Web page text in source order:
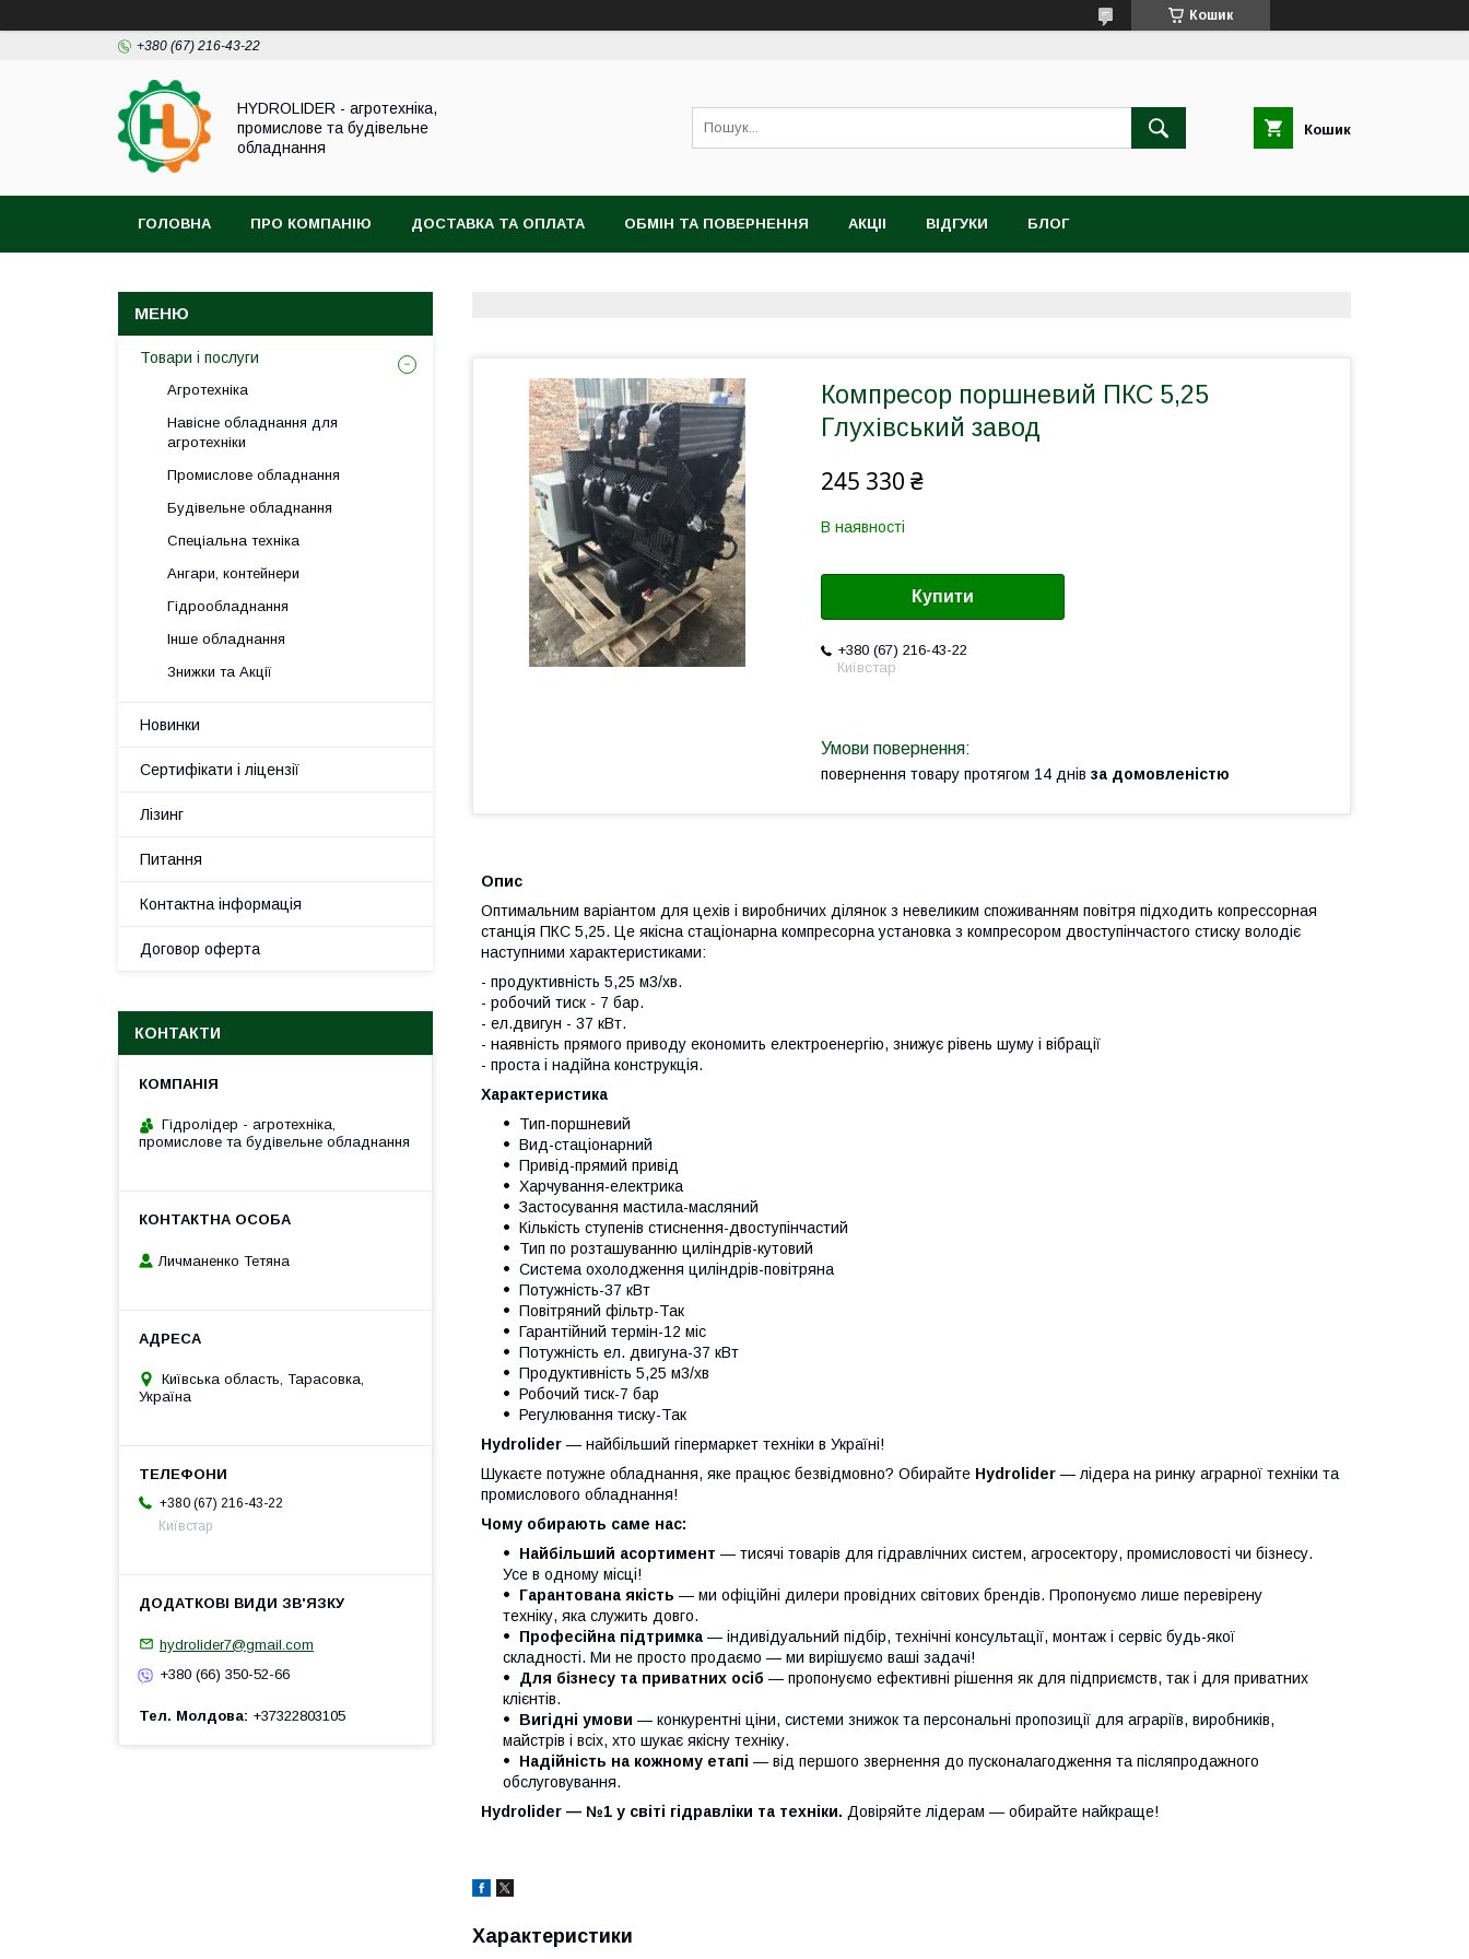
Кошик
+380 (67) 216-43-22
HYDROLIDER - агротехніка,
промислове та будівельне
обладнання
Кошик
ГОЛОВНА ПРО КОМПАНІЮ ДОСТАВКА ТА ОПЛАТА ОБМІН ТА ПОВЕРНЕННЯ АКЦІІ ВІДГУКИ БЛОГ
Компресор поршневий ПКС 5,25
Глухівський завод
245 330 ₴
В наявності
Купити
+380 (67) 216-43-22
Київстар
повернення товару протягом 14 днів за домовленістю
Опис
Оптимальним варіантом для цехів і виробничих ділянок з невеликим споживанням повітря підходить копрессорная
станція ПКС 5,25. Це якісна стаціонарна компресорна установка з компресором двоступінчастого стиску володіє
наступними характеристиками:
- продуктивність 5,25 м3/хв.
- робочий тиск - 7 бар.
- ел.двигун - 37 кВт.
- наявність прямого приводу економить електроенергію, знижує рівень шуму і вібрації
- проста і надійна конструкція.
Характеристика
Тип-поршневий
Вид-стаціонарний
Привід-прямий привід
Харчування-електрика
Застосування мастила-масляний
Кількість ступенів стиснення-двоступінчастий
Тип по розташуванню циліндрів-кутовий
Система охолодження циліндрів-повітряна
Потужність-37 кВт
Повітряний фільтр-Так
Гарантійний термін-12 міс
Потужність ел. двигуна-37 кВт
Продуктивність 5,25 м3/хв
Робочий тиск-7 бар
Регулювання тиску-Так
Hydrolider — найбільший гіпермаркет техніки в Україні!
Шукаєте потужне обладнання, яке працює безвідмовно? Обирайте Hydrolider — лідера на ринку аграрної техніки та
промислового обладнання!
Чому обирають саме нас:
Найбільший асортимент — тисячі товарів для гідравлічних систем, агросектору, промисловості чи бізнесу.
Усе в одному місці!
Гарантована якість — ми офіційні дилери провідних світових брендів. Пропонуємо лише перевірену
техніку, яка служить довго.
Професійна підтримка — індивідуальний підбір, технічні консультації, монтаж і сервіс будь-якої
складності. Ми не просто продаємо — ми вирішуємо ваші задачі!
Для бізнесу та приватних осіб — пропонуємо ефективні рішення як для підприємств, так і для приватних
клієнтів.
Вигідні умови — конкурентні ціни, системи знижок та персональні пропозиції для аграріїв, виробників,
майстрів і всіх, хто шукає якісну техніку.
Надійність на кожному етапі — від першого звернення до пусконалагодження та післяпродажного
обслуговування.
Hydrolider — №1 у світі гідравліки та техніки. Довіряйте лідерам — обирайте найкраще!
Характеристики
Товари і послуги
Агротехніка
Навісне обладнання для
агротехніки
Промислове обладнання
Будівельне обладнання
Спеціальна техніка
Ангари, контейнери
Гідрообладнання
Інше обладнання
Знижки та Акції
Новинки
Сертифікати і ліцензії
Лізинг
Питання
Контактна інформація
Договор оферта
КОНТАКТИ
Гідролідер - агротехніка,
промислове та будівельне обладнання
Личманенко Тетяна
Київська область, Тарасовка,
Україна
+380 (67) 216-43-22
Київстар
hydrolider7@gmail.com
+380 (66) 350-52-66
Тел. Молдова +37322803105